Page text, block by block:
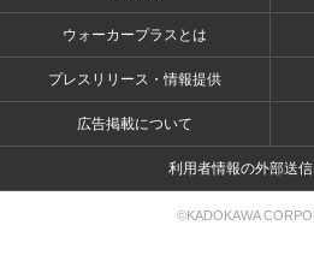
ウォーカープラスとは
プレスリリース・情報提供
広告掲載について
利用者情報の外部送
©KADOKAWA